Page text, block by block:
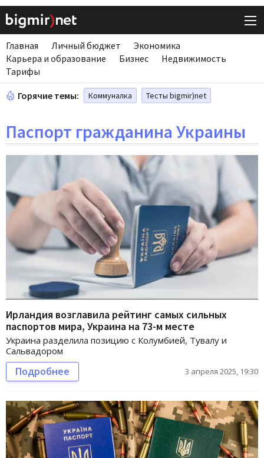
Главная Личный бюджет
Экономика
Карьера и образование
Бизнес
Недвижимость
Тарифы
Горячие темы: Коммуналка Тесты bigmir)net
Паспорт гражданина Украины
Ирландия возглавила рейтинг самых сильных
паспортов мира, Украина на 73-м месте
Украина разделила позицию с Колумбией, Тувалу и
Сальвадором
Подробнее 3 апреля 2025, 19:30